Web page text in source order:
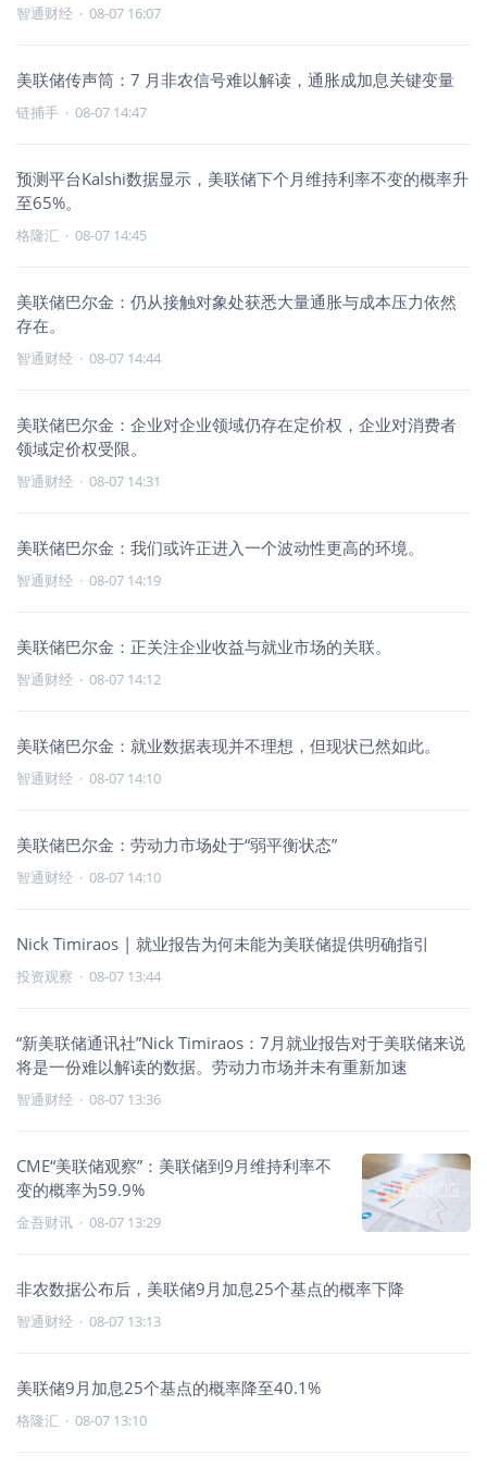
智通财经 · 08-07 16:07
美联储传声筒：7 月非农信号难以解读，通胀成加息关键变量
链捕手 · 08-07 14:47
预测平台Kalshi数据显示，美联储下个月维持利率不变的概率升
至65%。
格隆汇 · 08-07 14:45
美联储巴尔金：仍从接触对象处获悉大量通胀与成本压力依然
存在。
智通财经 · 08-07 14:44
美联储巴尔金：企业对企业领域仍存在定价权，企业对消费者
领域定价权受限。
智通财经 · 08-07 14:31
美联储巴尔金：我们或许正进入一个波动性更高的环境。
智通财经 · 08-07 14:19
美联储巴尔金：正关注企业收益与就业市场的关联。
智通财经 · 08-07 14:12
美联储巴尔金：就业数据表现并不理想，但现状已然如此。
智通财经 · 08-07 14:10
美联储巴尔金：劳动力市场处于“弱平衡状态”
智通财经 · 08-07 14:10
Nick Timiraos | 就业报告为何未能为美联储提供明确指引
投资观察 · 08-07 13:44
“新美联储通讯社”Nick Timiraos：7月就业报告对于美联储来说
将是一份难以解读的数据。劳动力市场并未有重新加速
智通财经 · 08-07 13:36
CME“美联储观察”：美联储到9月维持利率不
变的概率为59.9%
金吾财讯 · 08-07 13:29
非农数据公布后，美联储9月加息25个基点的概率下降
智通财经 · 08-07 13:13
美联储9月加息25个基点的概率降至40.1%
格隆汇 · 08-07 13:10